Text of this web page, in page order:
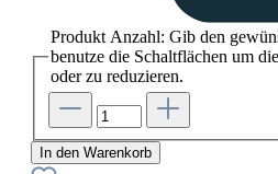
Produkt Anzahl: Gib den
benutze die Schaltflächen um
oder zu reduzieren.
In den Warenkorb